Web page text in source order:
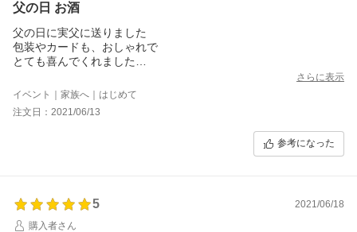
父の日 お酒
父の日に実父に送りました
包装やカードも、おしゃれで
とても喜んでくれました
さらに表示
イベント｜家族へ｜はじめて
注文日：2021/06/13
参考になった
5
2021/06/18
購入者さん